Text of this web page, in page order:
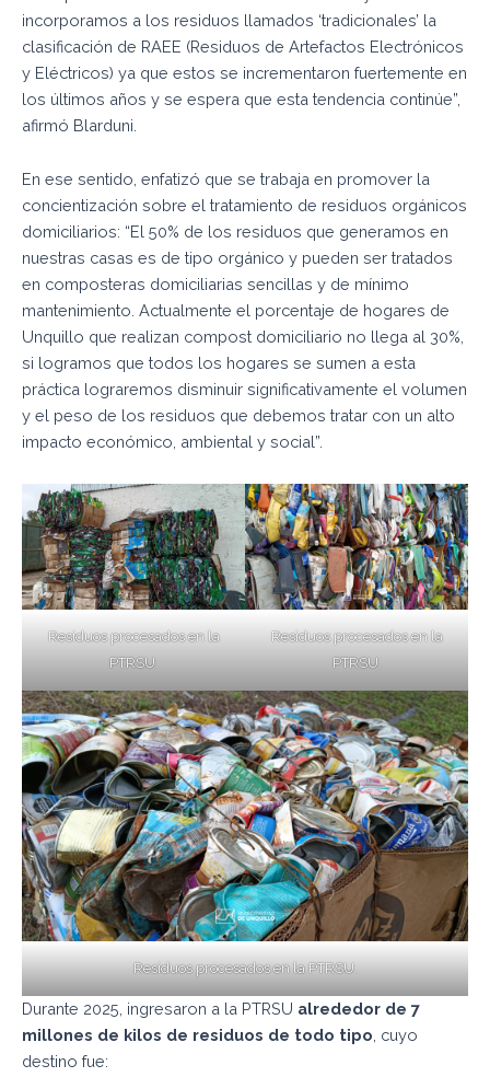
incorporamos a los residuos llamados ‘tradicionales’ la
clasificación de RAEE (Residuos de Artefactos Electrónicos
y Eléctricos) ya que estos se incrementaron fuertemente en
los últimos años y se espera que esta tendencia continúe”,
afirmó Blarduni.
En ese sentido, enfatizó que se trabaja en promover la
concientización sobre el tratamiento de residuos orgánicos
domiciliarios: “El 50% de los residuos que generamos en
nuestras casas es de tipo orgánico y pueden ser tratados
en composteras domiciliarias sencillas y de mínimo
mantenimiento. Actualmente el porcentaje de hogares de
Unquillo que realizan compost domiciliario no llega al 30%,
si logramos que todos los hogares se sumen a esta
práctica lograremos disminuir significativamente el volumen
y el peso de los residuos que debemos tratar con un alto
impacto económico, ambiental y social”.
Residuos procesados en la
PTRSU.
Residuos procesados en la
PTRSU.
Residuos procesados en la PTRSU.
Durante 2025, ingresaron a la PTRSU alrededor de 7
millones de kilos de residuos de todo tipo , cuyo
destino fue: